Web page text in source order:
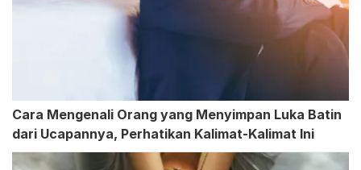
Cara Mengenali Orang yang Menyimpan Luka Batin
dari Ucapannya, Perhatikan Kalimat-Kalimat Ini